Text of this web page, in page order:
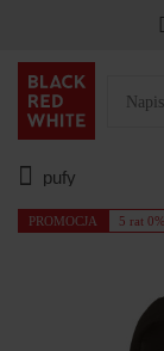
pufy
PROMOCJA 5 rat 0%